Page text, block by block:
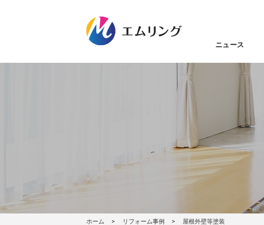
ニュース
ホーム リフォーム事例 屋根外壁等塗装